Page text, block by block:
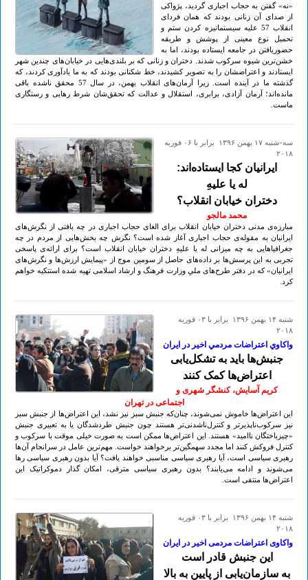
«نه» گفتن به حجاب اجباری گردید، پژواکی
از صدای آن زنانی بودند که همان فردای
انقلاب 57 علیه سیستماتیزه کردن ستم و
تحمیل نوع معینی از پوشش و طریقه
حضوریافتن در جامعه ایستاده بودند، اما به
خشن‌ترین شیوه سرکوب شدند. دختران و زنانی که بر بلندی‌هایی در خیابان‌های چندین شهر
ایستادند و اعتراضشان را به تصویر کشیدند، خط شکنانی بودند که به ما یادآوری کردند، که
گذشته ما در آینده است. زیرا آرمان‌های انقلاب بهمن، در سال 57 محقق ناشده باقی
مانده‌اند؛ آرمان آزادی، برابری، استقلال و عدالت که تحقق‌شان شرط رهایی و رستگاری
ماست.
سه-شنبه ۱۷ بهمن ۱۳۹۶ برابر با ۰۶ فوريه
۲۰۱۸
ایرانیان کجا ایستاده‌اند:
له یا علیهِ
دختران خیابان انقلاب؟
محمد مالجو
مبارزه‌ی مدنی دختران خیابان انقلاب برای الغای حجاب اجباری در چه بافتی از نگرش‌های
ایرانیان به مقوله‌ی حجاب اجباری آغاز شده است؟ نگرش چه بخش‌هایی از مردم در چه
جغرافیاهایی به چه میزانی له یا علیهِ دختران خیابان انقلاب است؟ برای ارائه‌ی پاسخی
تجربی به این پرسش‌ها بر داده‌های حاصل از سومین موج از «پیمایش ارزش‌ها و نگرش‌های
ایرانیان» که در دفتر طرح‌های ملیِ وزارت فرهنگ و ارشاد اسلامی تهیه شده استتکیه خواهم
کرد.
شنبه ۱۴ بهمن ۱۳۹۶ برابر با ۰۳ فوريه
۲۰۱۸
واكاوي اعتراضات مردمي اخير در ايران
جنبش‌ها باید به تشکل‌یابی
اعتراض‌ها کمک کنند
کریم آسایش، کنشگر شهری و
اجتماعی در تهران
این اعتراض‌‌ها خاموش نمی‌شوند، چنان‌‌که جنبش سبز نیز نشد، این اعتراض‌ها از جنبش سبز
نیز سرکوب‌‌ناپذیرتر و کنترل‌‌ناشدنی‌‌تر هستند چون جنبش طردشدگان یا به تعبیری جنبش
«چیزباختگان ناامید» هستند. این اعتراض‌ها ممکن است به صورت خیلی موقت با سرکوب و
کنترل فروکش کنند اما مجدد سهمگین‌‌تر برخواهند خواست. مهم‌ترین عامل در سرانجام آن‌ها
رهبری سیاسی است، آیا رهبری سیاسی مناسبی خواهند یافت؟ آیا بدون رهبری سیاسی رها
می‌‌شوند و ادامه می‌یابند؟ بدون رهبری سیاسی مترقی، امکان گذار دموکراتیک این
اعتراض‌ها منتفی است.
شنبه ۱۴ بهمن ۱۳۹۶ برابر با ۰۳ فوريه
۲۰۱۸
واکاوی اعتراضات مردمی اخیر در ایران
این جنبش قادر است
به سازمان‌یابی از پایین به بالا